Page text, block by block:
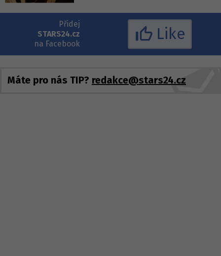
Přidej
STARS24.cz
na Facebook
Like
Máte pro nás TIP? redakce@stars24.cz